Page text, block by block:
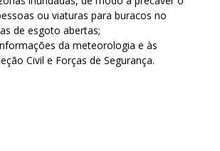
ou viaturas para buracos no
de esgoto abertas;
da meteorologia e às
Civil e Forças de Segurança.